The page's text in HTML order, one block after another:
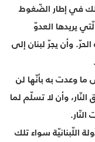
في إطار الضّغوط
يريدها العدوّ
وأن يجرّ لبنان إلى
ما وعدت به بأنّها لن
وأن لا تسلّم لما
اللّبنانيّة سواء تلك